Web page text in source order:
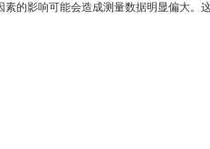
影响可能会造成测量数据明显偏大。